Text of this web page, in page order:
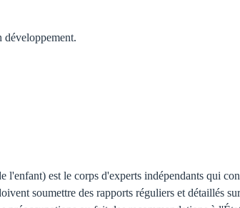
développement.
est le corps d'experts indépendants qui
soumettre des rapports réguliers et détaillés